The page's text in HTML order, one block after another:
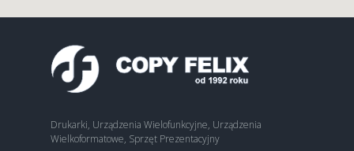
Drukarki, Urządzenia Wielofunkcyjne, Urządzenia
Wielkoformatowe, Sprzęt Prezentacyjny